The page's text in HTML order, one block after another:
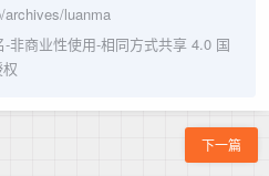
luanma
-非商业性使用-相同方式共享 4.0 国
下一篇